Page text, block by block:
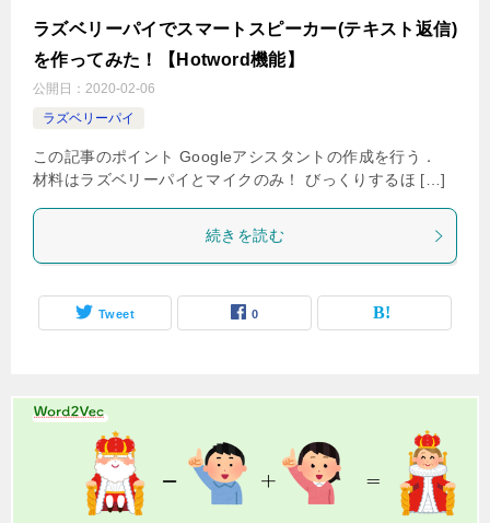
ラズベリーパイでスマートスピーカー(テキスト返信)
を作ってみた！【Hotword機能】
公開日： 2020-02-06
ラズベリーパイ
この記事のポイント Googleアシスタントの作成を行う．
材料はラズベリーパイとマイクのみ！ びっくりするほ […]
続きを読む
Tweet 0